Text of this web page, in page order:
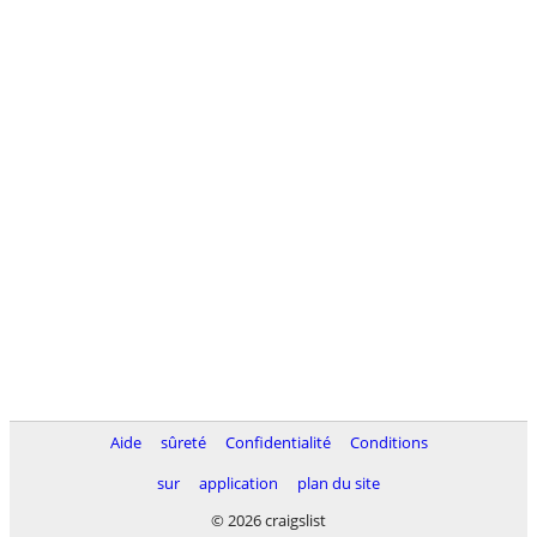
Aide sûreté Confidentialité
Conditions
sur
application
plan du site
© 2026 craigslist